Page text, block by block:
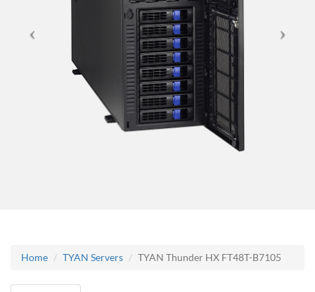
Home TYAN Servers TYAN Thunder HX FT48T-B7105